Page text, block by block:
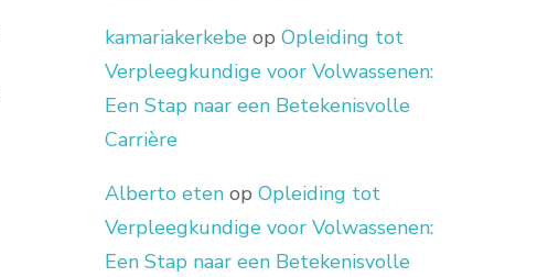
kamariakerkebe opOpleiding tot
Verpleegkundige voor Volwassenen:
Een Stap naar een Betekenisvolle
Carrière
Alberto eten opOpleiding tot
Verpleegkundige voor Volwassenen:
Een Stap naar een Betekenisvolle